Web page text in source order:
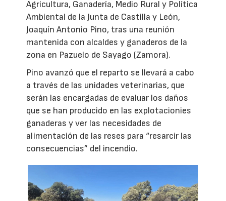
Agricultura, Ganadería, Medio Rural y Política
Ambiental de la Junta de Castilla y León,
Joaquín Antonio Pino, tras una reunión
mantenida con alcaldes y ganaderos de la
zona en Pazuelo de Sayago (Zamora).
Pino avanzó que el reparto se llevará a cabo
a través de las unidades veterinarias, que
serán las encargadas de evaluar los daños
que se han producido en las explotacionies
ganaderas y ver las necesidades de
alimentación de las reses para “resarcir las
consecuencias” del incendio.